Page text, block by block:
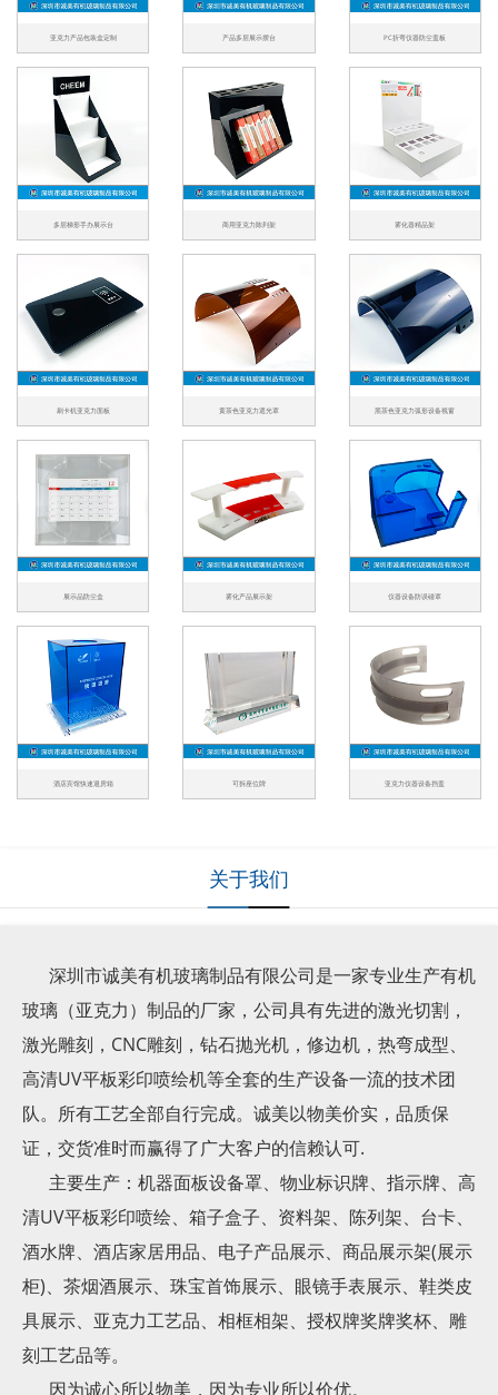
亚克力产品包装盒定制 产品多层展示摆台 PC折弯仪器防尘盖板
多层梯形手办展示台 商用亚克力陈列架 雾化器精品架
刷卡机亚克力面板 黄茶色亚克力遮光罩 黑茶色亚克力弧形设备视窗
展示品防尘盒 雾化产品展示架 仪器设备防误碰罩
酒店宾馆快速退房箱 可拆座位牌 亚克力仪器设备挡盖
关于我们
深圳市诚美有机玻璃制品有限公司是一家专业生产有机
玻璃（亚克力）制品的厂家，公司具有先进的激光切割，
激光雕刻，CNC雕刻，钻石抛光机，修边机，热弯成型、
高清UV平板彩印喷绘机等全套的生产设备一流的技术团
队。所有工艺全部自行完成。诚美以物美价实，品质保
证，交货准时而赢得了广大客户的信赖认可.
主要生产：机器面板设备罩、物业标识牌、指示牌、高
清UV平板彩印喷绘、箱子盒子、资料架、陈列架、台卡、
酒水牌、酒店家居用品、电子产品展示、商品展示架(展示
柜)、茶烟酒展示、珠宝首饰展示、眼镜手表展示、鞋类皮
具展示、亚克力工艺品、相框相架、授权牌奖牌奖杯、雕
刻工艺品等。
因为诚心所以物美，因为专业所以价优。